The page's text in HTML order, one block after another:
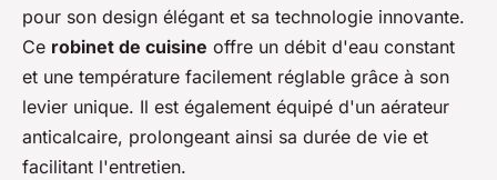
pour son design élégant et sa technologie innovante.
Ce robinet de cuisine offre un débit d'eau constant
et une température facilement réglable grâce à son
levier unique. Il est également équipé d'un aérateur
anticalcaire, prolongeant ainsi sa durée de vie et
facilitant l'entretien.